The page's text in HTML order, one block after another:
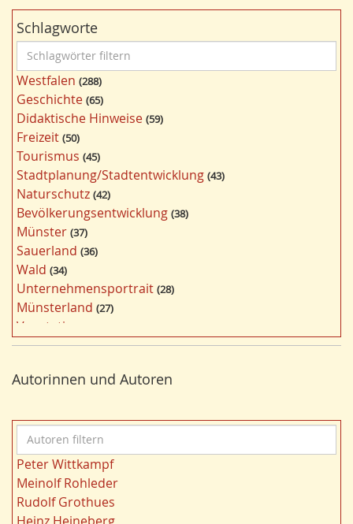
Schlagworte
c
h
l
a
g
w
ö
r
t
e
r
f
i
l
t
e
r
n
Westfalen 288
Geschichte 65
Didaktische Hinweise 59
Freizeit 50
Tourismus 45
Stadtplanung/Stadtentwicklung 43
Naturschutz 42
Bevölkerungsentwicklung 38
Münster 37
Sauerland 36
Wald 34
Unternehmensportrait 28
Münsterland 27
Vegetation
Nordrhein-Westfalen 25
Bildung 24
Kultur 22
Kulturlandschaft
Wohnen 21
Gewässer 21
Ruhrgebiet 20
Migration/Wanderung
Autorinnen und Autoren
u
t
o
r
Peter Wittkampf
Meinolf Rohleder
Rudolf Grothues